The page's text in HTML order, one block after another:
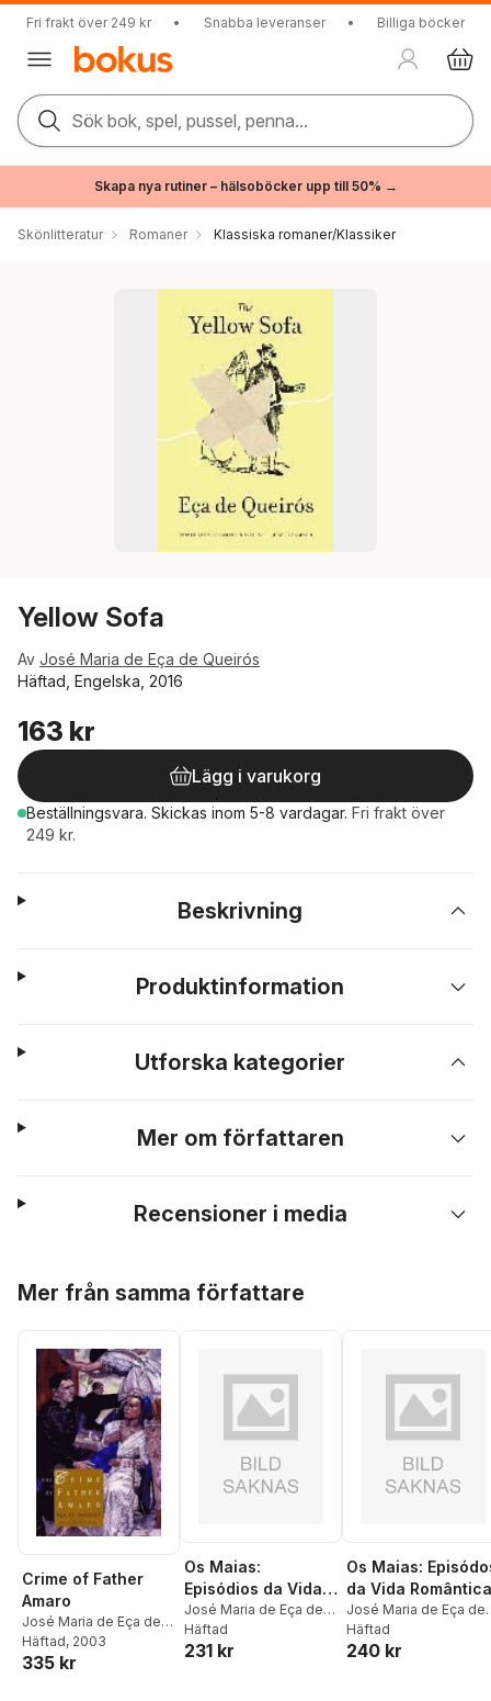
Fri frakt över 249 kr • Snabba leveranser • Billiga böcker
Sök bok, spel, pussel, penna...
Skapa nya rutiner – hälsoböcker upp till 50% →
Skönlitteratur Romaner Klassiska romaner/Klassiker
Yellow Sofa
Av José Maria de Eça de Queirós
Häftad, Engelska, 2016
163 kr
Lägg i varukorg
Beställningsvara. Skickas inom 5-8 vardagar. Fri frakt över
249 kr.
Beskrivning
Produktinformation
Utforska kategorier
Mer om författaren
Recensioner i media
Mer från samma författare
Crime of Father
Amaro
José Maria de Eça de
Queirós
Häftad, 2003
335 kr
Os Maias:
Episódios da Vida
Romântica
José Maria de Eça de
Queirós
Häftad
231 kr
Os Maias:
da Vida Romântica
José Maria de Eça de
Queirós
Häftad
240 kr